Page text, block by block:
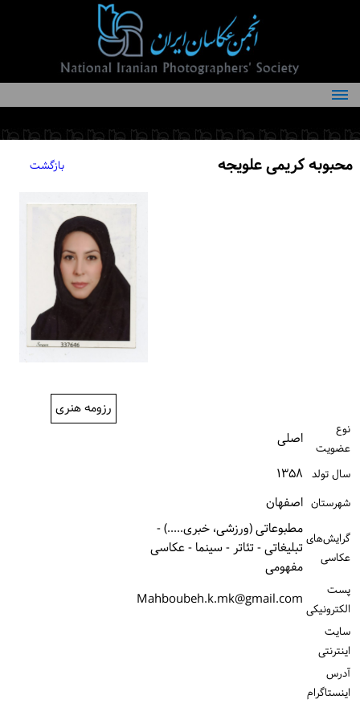
درباره انجمن
کمیته‌های انجمن
اعضاء انجمن
محبوبه کریمی علویجه بازگشت
رزومه هنری
نوع
عضویت
اصلی
سال تولد ۱۳۵۸
شهرستان اصفهان
گرایش‌های
عکاسی
مطبوعاتی (ورزشی، خبری.....) -
تبلیغاتی - تئاتر - سینما - عکاسی
مفهومی
پست
الكترونیكی Mahboubeh.k.mk@gmail.com
سایت
اینترنتی
آدرس
اینستاگرام